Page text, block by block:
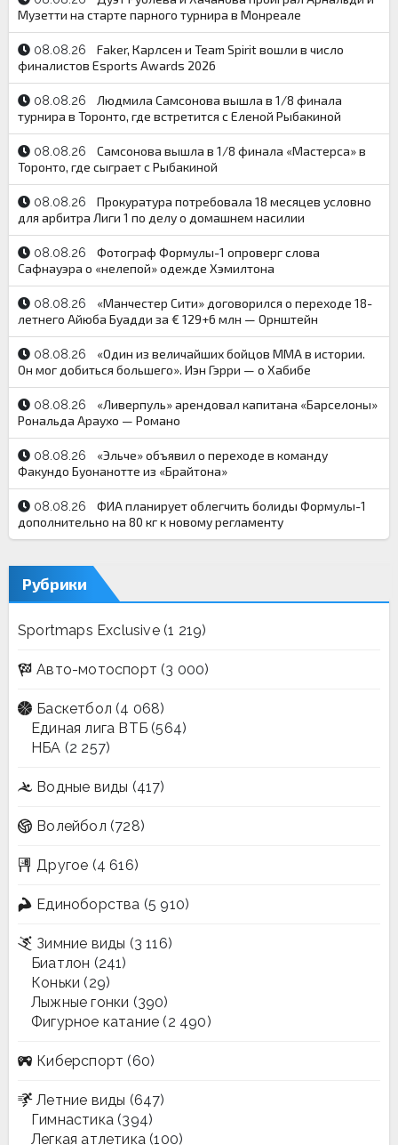
Музетти на старте парного турнира в Монреале
08.08.26
Faker, Карлсен и Team Spirit вошли в число
финалистов Esports Awards 2026
08.08.26
Людмила Самсонова вышла в 1/8 финала
турнира в Торонто, где встретится с Еленой Рыбакиной
08.08.26
Самсонова вышла в 1/8 финала «Мастерса» в
Торонто, где сыграет с Рыбакиной
08.08.26
Прокуратура потребовала 18 месяцев условно
для арбитра Лиги 1 по делу о домашнем насилии
08.08.26
Фотограф Формулы-1 опроверг слова
Сафнауэра о «нелепой» одежде Хэмилтона
08.08.26
«Манчестер Сити» договорился о переходе 18-
летнего Айюба Буадди за € 129+6 млн — Орнштейн
08.08.26
«Один из величайших бойцов ММА в истории.
Он мог добиться большего». Иэн Гэрри — о Хабибе
08.08.26
«Ливерпуль» арендовал капитана «Барселоны»
Рональда Араухо — Романо
08.08.26
«Эльче» объявил о переходе в команду
Факундо Буонанотте из «Брайтона»
08.08.26
ФИА планирует облегчить болиды Формулы-1
дополнительно на 80 кг к новому регламенту
Рубрики
Sportmaps Exclusive(1 219)
Авто-мотоспорт (3 000)
Баскетбол (4 068)
Единая лига ВТБ (564)
НБА (2 257)
Водные виды (417)
Волейбол (728)
Другое (4 616)
Единоборства (5 910)
Зимние виды (3 116)
Биатлон (241)
Коньки (29)
Лыжные гонки (390)
Фигурное катание (2 490)
Киберспорт (60)
Летние виды (647)
Гимнастика (394)
Легкая атлетика (100)